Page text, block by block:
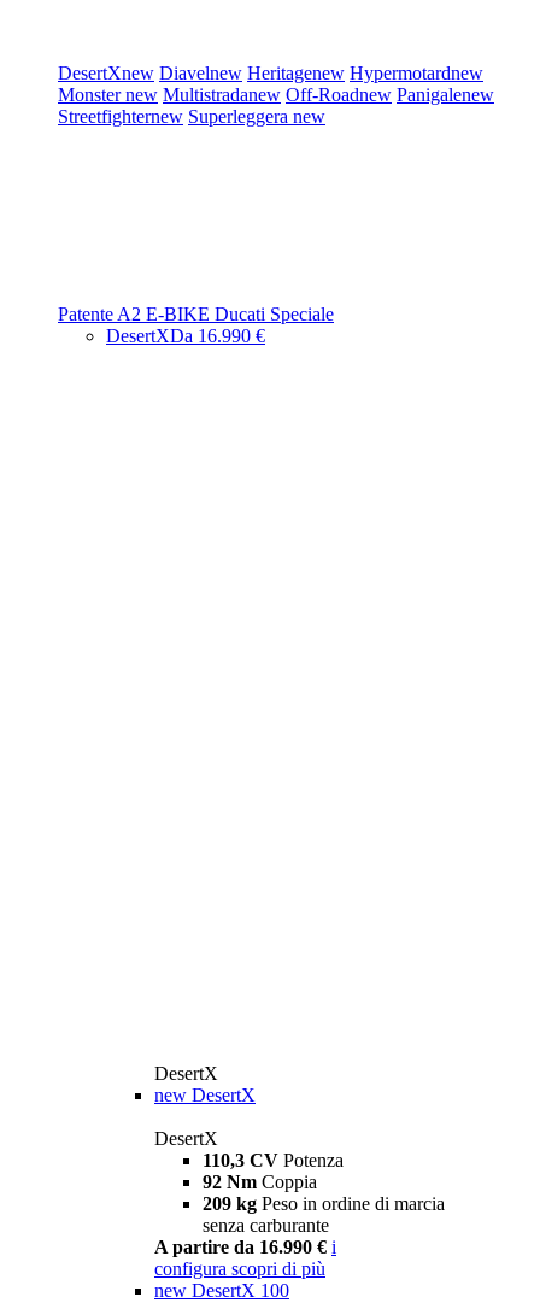
DesertXnew Diavelnew Heritagenew Hypermotardnew
Monsternew Multistradanew Off-Roadnew Panigalenew
Streetfighternew Superleggera new
Patente A2 E-BIKE Ducati Speciale
DesertXDa 16.990 €
DesertX
new DesertX
DesertX
110,3 CV Potenza
92 Nm Coppia
209 kg Peso in ordine di marcia
senza carburante
A partire da 16.990 € i
configura scopri di più
new DesertX 100